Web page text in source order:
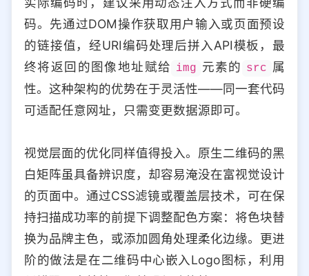
码。先通过DOM操作获取用户输入或页面预设
的链接值，经URI编码处理后拼入API模板，最
终将返回的图像地址赋给 img 元素的 src 属
性。这种架构的优势在于灵活性——同一套代码
可适配任意网址，只需变更数据源即可。
视觉层面的优化同样值得投入。原生二维码的黑
白矩阵虽具备辨识度，却容易淹没在富视觉设计
的页面中。通过CSS滤镜或覆盖层技术，可在保
持扫描成功率的前提下调整配色方案：将色块替
换为品牌主色，或添加圆角处理柔化边缘。更进
阶的做法是在二维码中心嵌入Logo图标，利用